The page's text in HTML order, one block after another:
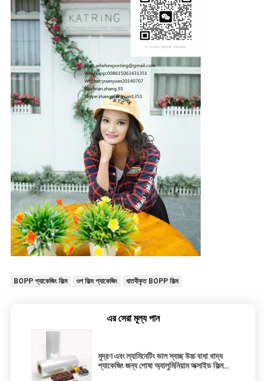
BOPP প্যাকেজিং ফিল্ম ওপ ফিল্ম প্যাকেজিং ধাতবীকৃত BOPP ফিল্ম
এর সেরা মূল্য পান
মুদ্রণ এবং ল্যামিনেটিং ভাল স্বচ্ছ উচ্চ বাধা খাদ্য
প্যাকেজিং জন্য পোষা অ্যালুমিনিয়াম অক্সাইড ফিল্ম